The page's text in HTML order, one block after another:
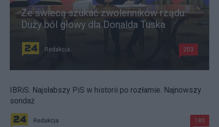
Ze świecą szukać zwolenników rządu.
Duży ból głowy dla Donalda Tuska
Redakcja 203
IBRiS: Najsłabszy PiS w historii po rozłamie. Najnowszy
sondaż
Redakcja 180